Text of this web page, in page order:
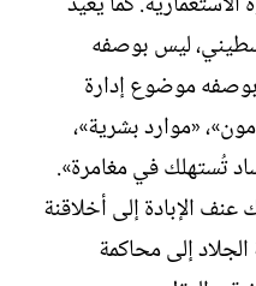
ليس بوصفه
موضوع إدارة
«موارد بشرية»،
تُستهلك في مغامرة».
الإبادة إلى أخلاقنة
إلى محاكمة